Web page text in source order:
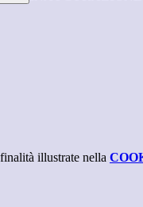
illustrate nella